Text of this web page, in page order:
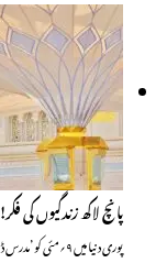
پانچ لاکھ زندگیوں کی فکر!
پوری دنیا میں ۹؍مئی کو ’مدرس ڈے‘ (یوم مادراں) کے طور پر منایا جاتا ہے۔ اس کی ابتدا ۱۹۹ء میں…